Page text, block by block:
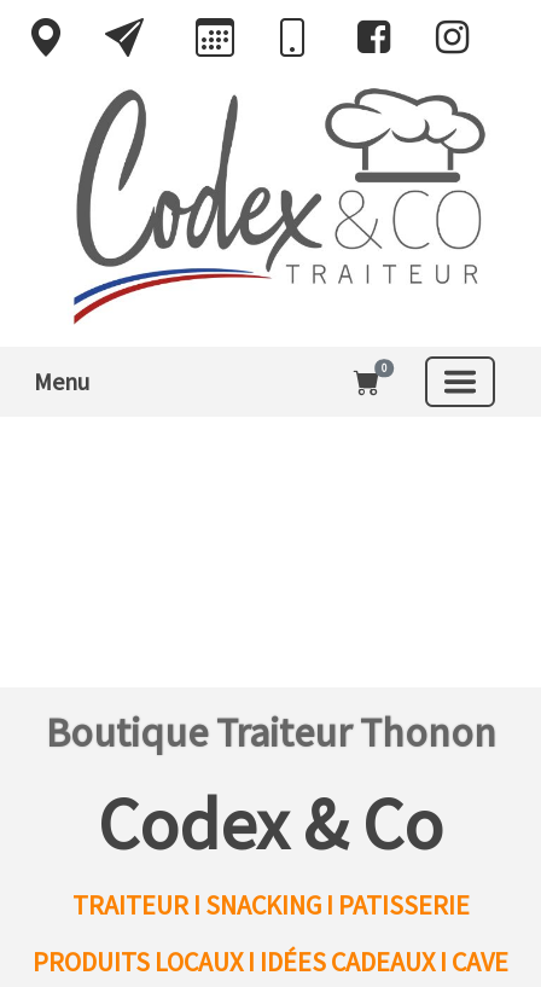
Menu 0
Boutique Traiteur Thonon
Codex & Co
TRAITEUR I SNACKING I PATISSERIE
PRODUITS LOCAUXI IDÉES CADEAUX I CAVE